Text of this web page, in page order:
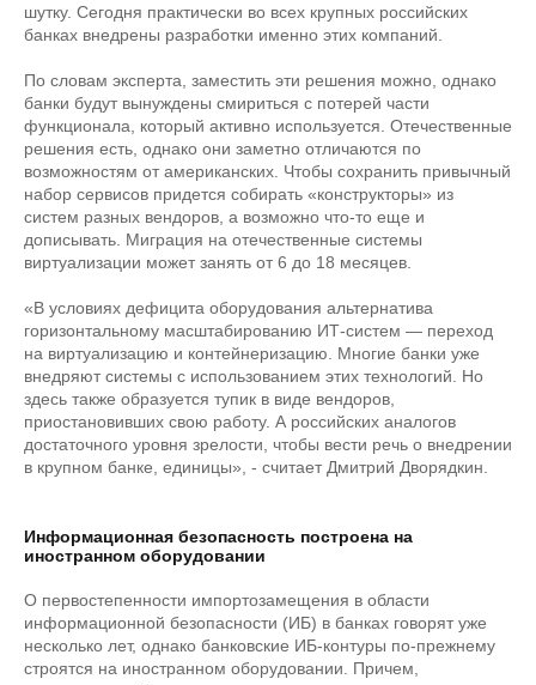
шутку. Сегодня практически во всех крупных российских
банках внедрены разработки именно этих компаний.
По словам эксперта, заместить эти решения можно, однако
банки будут вынуждены смириться с потерей части
функционала, который активно используется. Отечественные
решения есть, однако они заметно отличаются по
возможностям от американских. Чтобы сохранить привычный
набор сервисов придется собирать «конструкторы» из
систем разных вендоров, а возможно что-то еще и
дописывать. Миграция на отечественные системы
виртуализации может занять от 6 до 18 месяцев.
«В условиях дефицита оборудования альтернатива
горизонтальному масштабированию ИТ-систем — переход
на виртуализацию и контейнеризацию. Многие банки уже
внедряют системы с использованием этих технологий. Но
здесь также образуется тупик в виде вендоров,
приостановивших свою работу. А российских аналогов
достаточного уровня зрелости, чтобы вести речь о внедрении
в крупном банке, единицы», - считает Дмитрий Дворядкин.
Информационная безопасность построена на
иностранном оборудовании
О первостепенности импортозамещения в области
информационной безопасности (ИБ) в банках говорят уже
несколько лет, однако банковские ИБ-контуры по-прежнему
строятся на иностранном оборудовании. Причем,